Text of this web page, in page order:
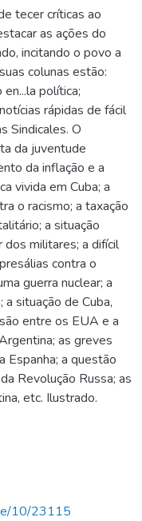
tecer críticas ao
as ações do
incitando o povo a
colunas estão:
política;
rápidas de fácil
Sindicales. O
da juventude
da inflação e a
vivida em Cuba; a
o racismo; a taxação
a situação
militares; a difícil
contra o
guerra nuclear; a
a situação de Cuba,
entre os EUA e a
as greves
Espanha; a questão
Revolução Russa; as
etc. Ilustrado.
10/23115